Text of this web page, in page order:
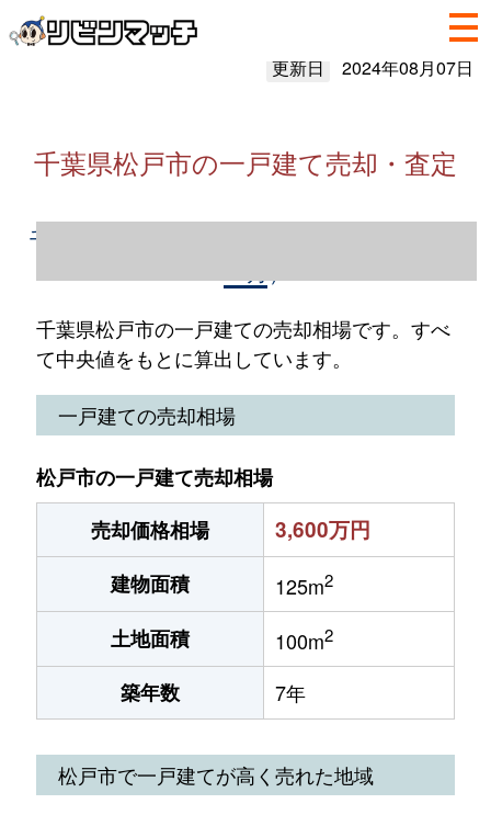
更新日 2024年08月07日
千葉県松戸市の一戸建て売却・査定
千葉県松戸市の一戸建て売却情報（2023年1
千葉県松戸市の一戸建ての売却相場です。すべ
て中央値をもとに算出しています。
一戸建ての売却相場
松戸市の一戸建て売却相場
売却価格相場
3,600万円
建物面積 125m2
土地面積 100m2
築年数 7年
松戸市で一戸建てが高く売れた地域